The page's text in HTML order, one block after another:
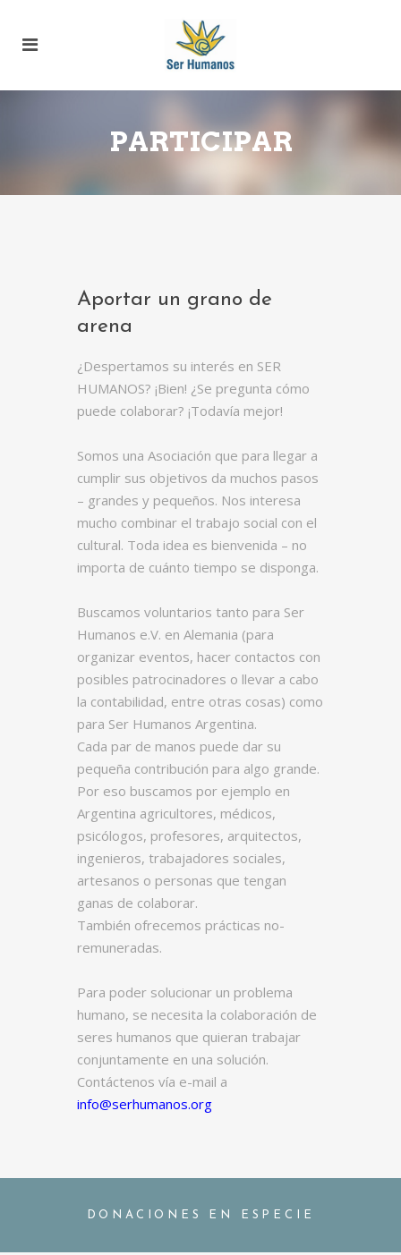
PARTICIPAR
Aportar un grano de
arena
¿Despertamos su interés en SER
HUMANOS? ¡Bien! ¿Se pregunta cómo
puede colaborar? ¡Todavía mejor!
Somos una Asociación que para llegar a
cumplir sus objetivos da muchos pasos
– grandes y pequeños. Nos interesa
mucho combinar el trabajo social con el
cultural. Toda idea es bienvenida – no
importa de cuánto tiempo se disponga.
Buscamos voluntarios tanto para Ser
Humanos e.V. en Alemania (para
organizar eventos, hacer contactos con
posibles patrocinadores o llevar a cabo
la contabilidad, entre otras cosas) como
para Ser Humanos Argentina.
Cada par de manos puede dar su
pequeña contribución para algo grande.
Por eso buscamos por ejemplo en
Argentina agricultores, médicos,
psicólogos, profesores, arquitectos,
ingenieros, trabajadores sociales,
artesanos o personas que tengan
ganas de colaborar.
También ofrecemos prácticas no-
remuneradas.
Para poder solucionar un problema
humano, se necesita la colaboración de
seres humanos que quieran trabajar
conjuntamente en una solución.
Contáctenos vía e-mail a
info@serhumanos.org
DONACIONES EN ESPECIE